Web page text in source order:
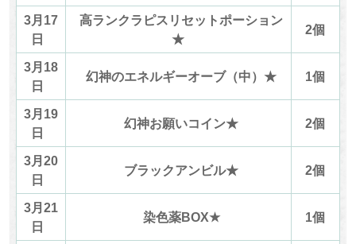
3月17
日
高ランクラピスリセットポーション
★
2個
3月18
日
幻神のエネルギーオーブ（中）★ 1個
3月19
日
幻神お願いコイン★ 2個
3月20
日
ブラックアンビル★ 2個
3月21
日
染色薬BOX★ 1個